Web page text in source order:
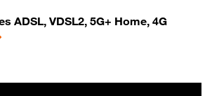
ADSL, VDSL2, 5G+ Home, 4G